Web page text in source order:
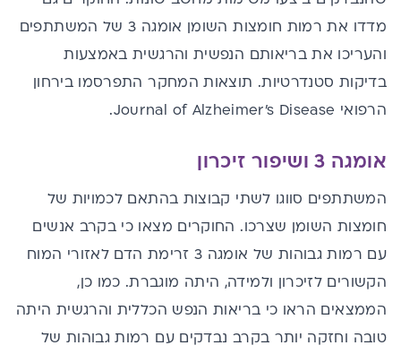
מדדו את רמות חומצות השומן אומגה 3 של המשתתפים
והעריכו את בריאותם הנפשית והרגשית באמצעות
בדיקות סטנדרטיות. תוצאות המחקר התפרסמו בירחון
הרפואי Journal of Alzheimer's Disease.
אומגה 3 ושיפור זיכרון
המשתתפים סווגו לשתי קבוצות בהתאם לכמויות של
חומצות השומן שצרכו. החוקרים מצאו כי בקרב אנשים
עם רמות גבוהות של אומגה 3 זרימת הדם לאזורי המוח
הקשורים לזיכרון ולמידה, היתה מוגברת. כמו כן,
הממצאים הראו כי בריאות הנפש הכללית והרגשית היתה
טובה וחזקה יותר בקרב נבדקים עם רמות גבוהות של